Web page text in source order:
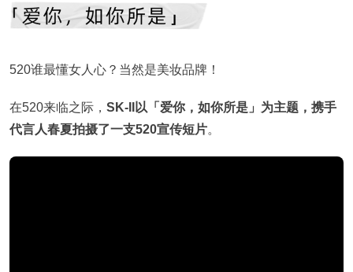
520谁最懂女人心？当然是美妆品牌！
在520来临之际， SK-II以「爱你，如你所是」为主题，携手
代言人春夏拍摄了一支520宣传短片。